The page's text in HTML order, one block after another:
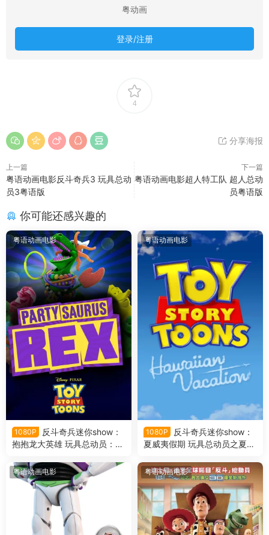
粤动画
登录/注册
4
分享海报
上一篇
粤语动画电影反斗奇兵3 玩具总动
员3粤语版
下一篇
粤语动画电影超人特工队 超人总动
员粤语版
你可能还感兴趣的
粤语动画电影
1080P
反斗奇兵迷你show：
抱抱龙大英雄 玩具总动员：派
粤语动画电影
1080P
反斗奇兵迷你show：
夏威夷假期 玩具总动员之夏威
粤语动画电影 粤语动画电影